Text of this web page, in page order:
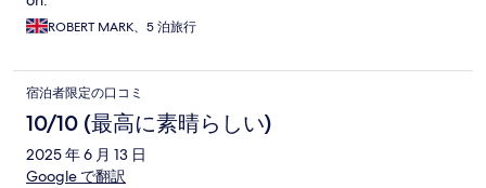
ROBERT MARK、5 泊旅行
宿泊者限定の口コミ
10/10 (最高に素晴らしい)
2025 年 6 月 13 日
Google で翻訳